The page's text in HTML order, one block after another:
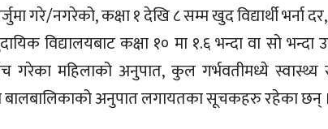
गरे/नगरेको, कक्षा १ देखि ८ सम्म खुद विद्यार्थी भर्ना
विद्यालयबाट कक्षा १० मा १.६ भन्दा वा सो भन्दा
गरेका महिलाको अनुपात, कुल गर्भवतीमध्ये स्वास्थ्य
बालबालिकाको अनुपात लगायतका सूचकहरु रहेका छन् ।